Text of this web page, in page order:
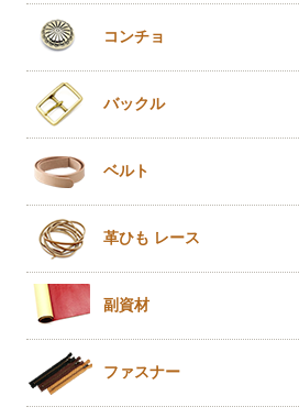
コンチョ
バックル
ベルト
革ひも レース
副資材
ファスナー